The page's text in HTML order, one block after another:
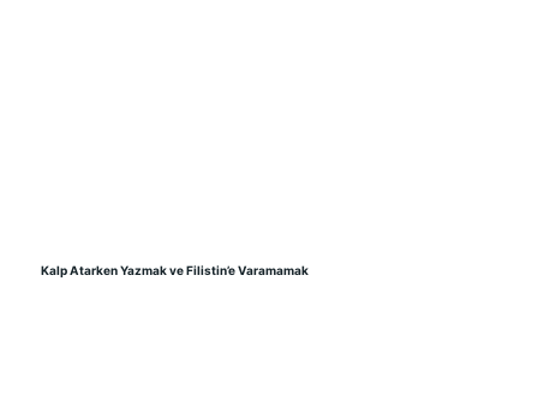
Kalp Atarken Yazmak ve Filistin’e Varamamak